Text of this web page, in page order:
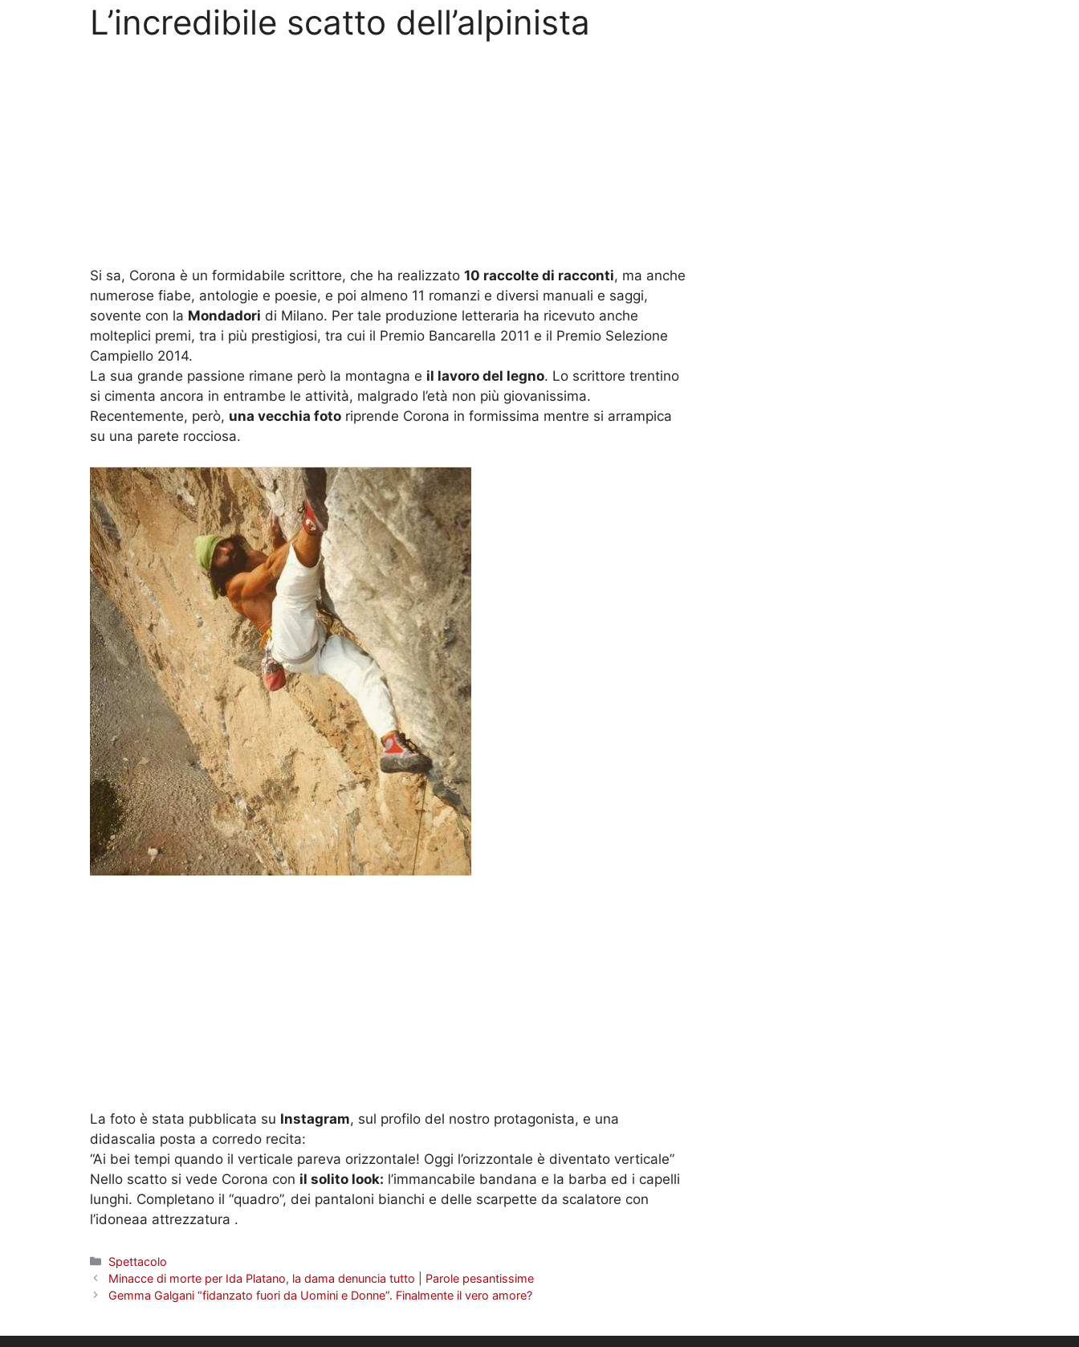
L’incredibile scatto dell’alpinista
Si sa, Corona è un formidabile scrittore, che ha realizzato 10 raccolte di racconti, ma anche
numerose fiabe, antologie e poesie, e poi almeno 11 romanzi e diversi manuali e saggi,
sovente con la Mondadori di Milano. Per tale produzione letteraria ha ricevuto anche
molteplici premi, tra i più prestigiosi, tra cui il Premio Bancarella 2011 e il Premio Selezione
Campiello 2014.
La sua grande passione rimane però la montagna e il lavoro del legno. Lo scrittore trentino
si cimenta ancora in entrambe le attività, malgrado l’età non più giovanissima.
Recentemente, però, una vecchia foto riprende Corona in formissima mentre si arrampica
su una parete rocciosa.
La foto è stata pubblicata su Instagram, sul profilo del nostro protagonista, e una
didascalia posta a corredo recita:
“Ai bei tempi quando il verticale pareva orizzontale! Oggi l’orizzontale è diventato verticale”
Nello scatto si vede Corona con il solito look: l’immancabile bandana e la barba ed i capelli
lunghi. Completano il “quadro”, dei pantaloni bianchi e delle scarpette da scalatore con
l’idoneaa attrezzatura .
Categorie
Spettacolo
Minacce di morte per Ida Platano, la dama denuncia tutto | Parole pesantissime
Gemma Galgani “fidanzato fuori da Uomini e Donne”. Finalmente il vero amore?